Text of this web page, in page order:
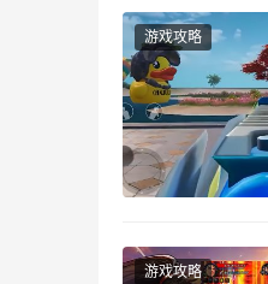
游戏攻略
游戏攻略